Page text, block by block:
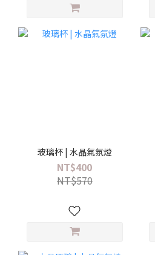
玻璃杯 | 水晶氣氛燈
NT$400
NT$570